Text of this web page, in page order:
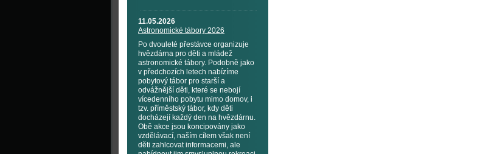
11.05.2026
Astronomické tábory 2026
Po dvouleté přestávce organizuje
hvězdárna pro děti a mládež
astronomické tábory. Podobně jako
v předchozích letech nabízíme
pobytový tábor pro starší a
odvážnější děti, které se nebojí
vícedenního pobytu mimo domov, i
tzv. příměstský tábor, kdy děti
docházejí každý den na hvězdárnu.
Obě akce jsou koncipovány jako
vzdělávací, naším cílem však není
děti zahlcovat informacemi, ale